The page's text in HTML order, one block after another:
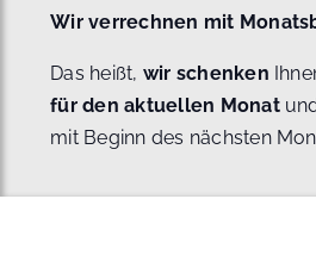
Wir verrechnen mit
Das heißt, wir schenken
für den aktuellen Monat
mit Beginn des nächsten